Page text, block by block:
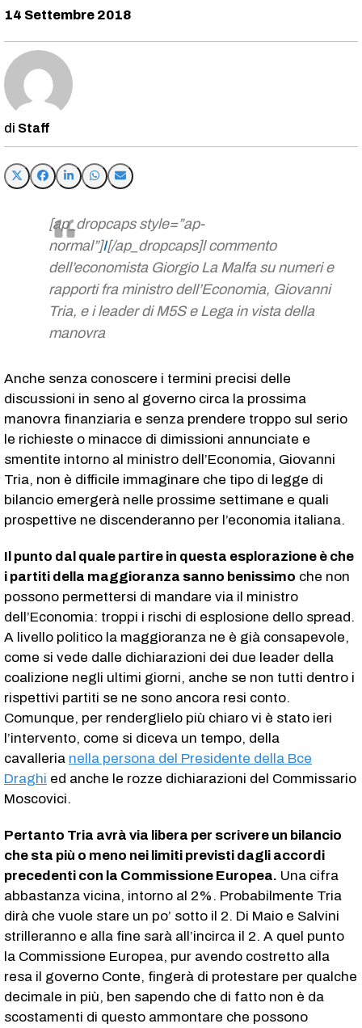
14 Settembre 2018
Staff
[ap_dropcaps style=”ap-
normal”]I[/ap_dropcaps]l commento
dell’economista Giorgio La Malfa su numeri e
rapporti fra ministro dell’Economia, Giovanni
Tria, e i leader di M5S e Lega in vista della
manovra
Anche senza conoscere i termini precisi delle
discussioni in seno al governo circa la prossima
manovra finanziaria e senza prendere troppo sul serio
le richieste o minacce di dimissioni annunciate e
smentite intorno al ministro dell’Economia, Giovanni
Tria, non è difficile immaginare che tipo di legge di
bilancio emergerà nelle prossime settimane e quali
prospettive ne discenderanno per l’economia italiana.
Il punto dal quale partire in questa esplorazione è che
i partiti della maggioranza sanno benissimo che non
possono permettersi di mandare via il ministro
dell’Economia: troppi i rischi di esplosione dello spread.
A livello politico la maggioranza ne è già consapevole,
come si vede dalle dichiarazioni dei due leader della
coalizione negli ultimi giorni, anche se non tutti dentro i
rispettivi partiti se ne sono ancora resi conto.
Comunque, per renderglielo più chiaro vi è stato ieri
l’intervento, come si diceva un tempo, della
cavalleria nella persona del Presidente della Bce
Draghi ed anche le rozze dichiarazioni del Commissario
Moscovici.
Pertanto Tria avrà via libera per scrivere un bilancio
che sta più o meno nei limiti previsti dagli accordi
precedenti con la Commissione Europea. Una cifra
abbastanza vicina, intorno al 2%. Probabilmente Tria
dirà che vuole stare un po’ sotto il 2. Di Maio e Salvini
strilleranno e alla fine sarà all’incirca il 2. A quel punto
la Commissione Europea, pur avendo costretto alla
resa il governo Conte, fingerà di protestare per qualche
decimale in più, ben sapendo che di fatto non è da
scostamenti di questo ammontare che possono